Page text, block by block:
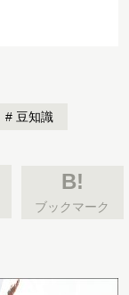
豆知識
B!
ブックマーク